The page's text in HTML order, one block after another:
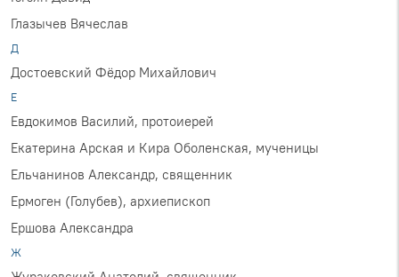
Глазычев Вячеслав
Д
Достоевский Фёдор Михайлович
Е
Евдокимов Василий, протоиерей
Екатерина Арская и Кира Оболенская, мученицы
Ельчанинов Александр, священник
Ермоген (Голубев), архиепископ
Ершова Александра
Ж